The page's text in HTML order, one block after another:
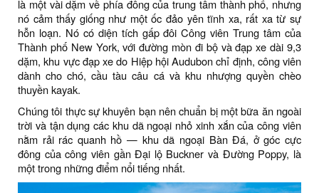
là một vài dặm về phía đông của trung tâm thành phố, nhưng
nó cảm thấy giống như một ốc đảo yên tĩnh xa, rất xa từ sự
hỗn loạn. Nó có diện tích gấp đôi Công viên Trung tâm của
Thành phố New York, với đường mòn đi bộ và đạp xe dài 9,3
dặm, khu vực đạp xe do Hiệp hội Audubon chỉ định, công viên
dành cho chó, cầu tàu câu cá và khu nhượng quyền chèo
thuyền kayak.
Chúng tôi thực sự khuyên bạn nên chuẩn bị một bữa ăn ngoài
trời và tận dụng các khu dã ngoại nhỏ xinh xắn của công viên
nằm rải rác quanh hồ — khu dã ngoại Bàn Đá, ở góc cực
đông của công viên gần Đại lộ Buckner và Đường Poppy, là
một trong những điểm nổi tiếng nhất.